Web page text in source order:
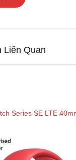
Liên Quan
Series SE LTE